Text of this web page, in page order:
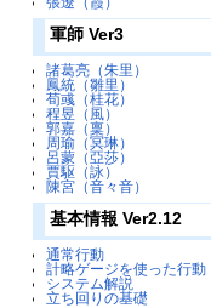
軍師 Ver3
諸葛亮（朱里）
鳳統（雛里）
荀彧（桂花）
程昱（風）
郭嘉（稟）
周瑜（冥琳）
呂蒙（亞莎）
賈駆（詠）
陳宮（音々音）
基本情報 Ver2.12
通常行動
計略ゲージを使った行動
システム解説
立ち回りの基礎